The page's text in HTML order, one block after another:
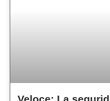
Veloce: La